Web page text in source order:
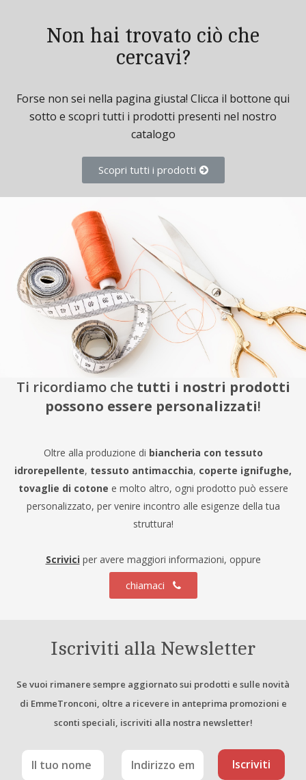
Non hai trovato ciò che
cercavi?
Forse non sei nella pagina giusta! Clicca il bottone qui
sotto e scopri tutti i prodotti presenti nel nostro
catalogo
Scopri tutti i prodotti
Ti ricordiamo che tutti i nostri prodotti
possono essere personalizzati!
Oltre alla produzione di biancheria con tessuto
idrorepellente, tessuto antimacchia, coperte ignifughe,
tovaglie di cotone e molto altro, ogni prodotto può essere
personalizzato, per venire incontro alle esigenze della tua
struttura!
Scrivici per avere maggiori informazioni, oppure
chiamaci
Iscriviti alla Newsletter
Se vuoi rimanere sempre aggiornato sui prodotti e sulle novità
di EmmeTronconi, oltre a ricevere in anteprima promozioni e
sconti speciali, iscriviti alla nostra newsletter!